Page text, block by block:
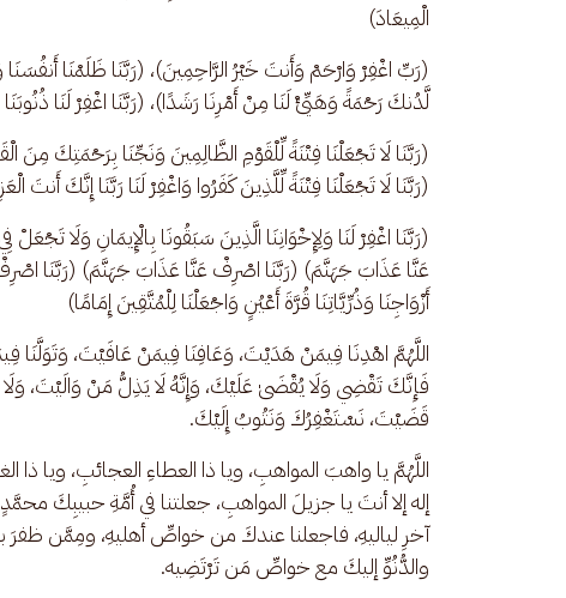
الْمِيعَادَ)
(رَبِّ اغْفِرْ وَارْحَمْ وَأَنتَ خَيْرُ الرَّاحِمِينَ)، (رَبَّنَا ظَلَمْنَا
لَّدُنكَ رَحْمَةً وَهَيِّئْ لَنَا مِنْ أَمْرِنَا رَشَدًا)، (رَبَّنَا اغْفِرْ لَنَا
(رَبَّنَا لَا تَجْعَلْنَا فِتْنَةً لِّلْقَوْمِ الظَّالِمِينَ وَنَجِّنَا بِرَحْمَتِكَ مِنَ
(رَبَّنَا لَا تَجْعَلْنَا فِتْنَةً لِّلَّذِينَ كَفَرُوا وَاغْفِرْ لَنَا رَبَّنَا إِنَّكَ أَنتَ
(رَبَّنَا اغْفِرْ لَنَا وَلِإِخْوَانِنَا الَّذِينَ سَبَقُونَا بِالْإِيمَانِ وَلَا
عَنَّا عَذَابَ جَهَنَّمَ) (رَبَّنَا اصْرِفْ عَنَّا عَذَابَ جَهَنَّمَ) (رَبَّنَا
أَزْوَاجِنَا وَذُرِّيَّاتِنَا قُرَّةَ أَعْيُنٍ وَاجْعَلْنَا لِلْمُتَّقِينَ إِمَامًا)
اللَّهُمَّ اهْدِنَا فِيمَنْ هَدَيْتَ، وَعَافِنَا فِيمَنْ عَافَيْتَ، وَتَوَلَّنَا
فَإِنَّكَ تَقْضِي وَلَا يُقْضَىٰ عَلَيْكَ، وَإِنَّهُ لَا يَذِلُّ مَنْ وَالَيْتَ،
قَضَيْتَ، نَسْتَغْفِرُكَ وَنَتُوبُ إِلَيْكَ.
اللَّهُمَّ يا واهبَ المواهبِ، ويا ذا العطاءِ العجائبِ، ويا
إله إلا أنتَ يا جزيلَ المواهبِ، جعلتنا في أُمَّةِ حبيبِكَ
آخرِ لياليهِ، فاجعلنا عندكَ من خواصِّ أهليهِ، ومِمَّن ظفرَ
والدُّنُوِّ إليكَ مع خواصِّ مَن تَرْتَضِيه.